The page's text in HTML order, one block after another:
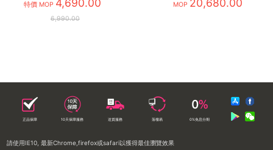
特價 MOP 4,690.00
6,990.00
MOP 20,680.00
正品保障 10天保障服務 送貨服務 落樓易 0%免息分期
請使用IE10, 最新Chrome,firefox或safari以獲得最佳瀏覽效果